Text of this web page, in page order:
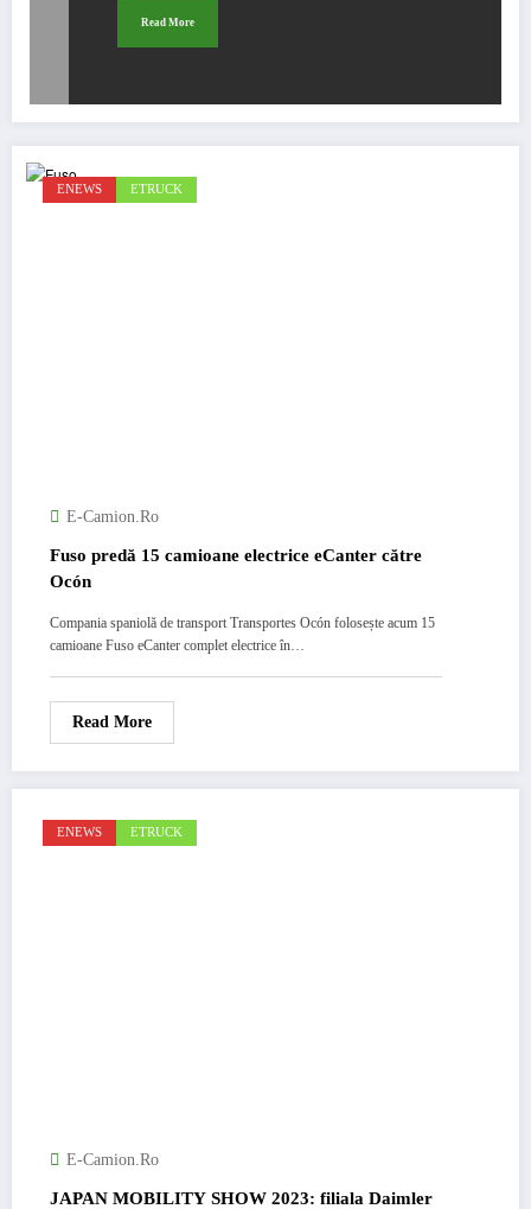
Read More
ENEWS ETRUCK
E-Camion.ro
Fuso predă 15 camioane electrice eCanter către
Ocón
Compania spaniolă de transport Transportes Ocón folosește acum 15
camioane Fuso eCanter complet electrice în…
Read More
ENEWS ETRUCK
E-Camion.ro
JAPAN MOBILITY SHOW 2023: filiala Daimler